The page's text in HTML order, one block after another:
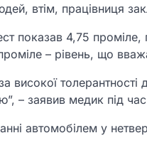
втім, працівниця
показав 4,75
– рівень, що
толерантності
– заявив медик під
автомобілем у